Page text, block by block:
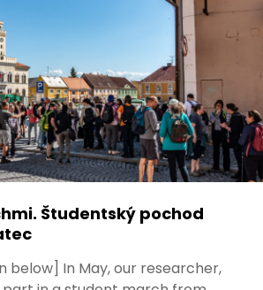
Študentský pochod
below] In May, our researcher,